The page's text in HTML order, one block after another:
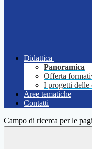
Didattica
Panoramica
Offerta
I progetti delle
Aree tematiche
Contatti
Campo di ricerca per le